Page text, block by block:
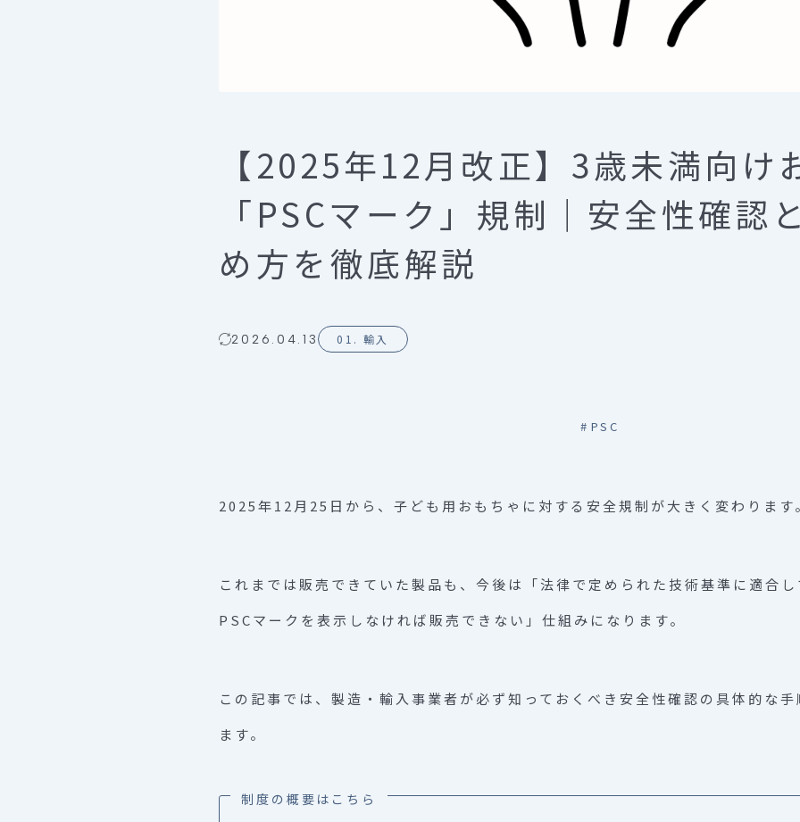
【2025年12月改正】3歳未満向け
「PSCマーク」規制｜安全性確認
め方を徹底解説
2026.04.13 01. 輸入
# PSC
2025年12月25日から、子ども用おもちゃに対する安全規制が大きく変わります
これまでは販売できていた製品も、今後は「法律で定められた技術基準に適合
PSCマークを表示しなければ販売できない」仕組みになります。
この記事では、製造・輸入事業者が必ず知っておくべき安全性確認の具体的な
ます。
制度の概要はこちら